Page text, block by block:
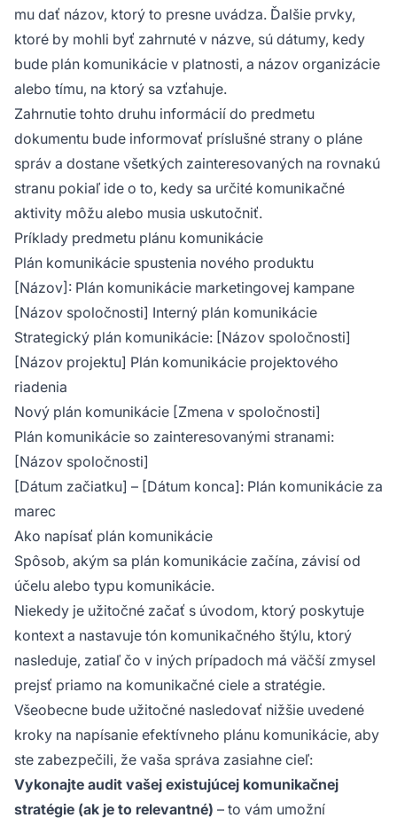
mu dať názov, ktorý to presne uvádza. Ďalšie prvky,
ktoré by mohli byť zahrnuté v názve, sú dátumy, kedy
bude plán komunikácie v platnosti, a názov organizácie
alebo tímu, na ktorý sa vzťahuje.
Zahrnutie tohto druhu informácií do predmetu
dokumentu bude informovať príslušné strany o pláne
správ a dostane všetkých zainteresovaných na rovnakú
stranu pokiaľ ide o to, kedy sa určité komunikačné
aktivity môžu alebo musia uskutočniť.
Príklady predmetu plánu komunikácie
Plán komunikácie spustenia nového produktu
[Názov]: Plán komunikácie marketingovej kampane
[Názov spoločnosti] Interný plán komunikácie
Strategický plán komunikácie: [Názov spoločnosti]
[Názov projektu] Plán komunikácie projektového
riadenia
Nový plán komunikácie [Zmena v spoločnosti]
Plán komunikácie so zainteresovanými stranami:
[Názov spoločnosti]
[Dátum začiatku] – [Dátum konca]: Plán komunikácie za
marec
Ako napísať plán komunikácie
Spôsob, akým sa plán komunikácie začína, závisí od
účelu alebo typu komunikácie.
Niekedy je užitočné začať s úvodom, ktorý poskytuje
kontext a nastavuje tón komunikačného štýlu, ktorý
nasleduje, zatiaľ čo v iných prípadoch má väčší zmysel
prejsť priamo na komunikačné ciele a stratégie.
Všeobecne bude užitočné nasledovať nižšie uvedené
kroky na napísanie efektívneho plánu komunikácie, aby
ste zabezpečili, že vaša správa zasiahne cieľ:
Vykonajte audit vašej existujúcej komunikačnej
stratégie (ak je to relevantné) – to vám umožní